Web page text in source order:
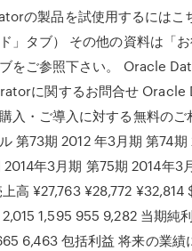
の製品を試使用するにはこ
」タブ） その他の資料は「
をご参照下さい。 Oracle
に関するお問合せ Oracle
入・ご導入に対する無料のご
第73期 2012 年3月期 第74期
2014年3月期 第75期 2014年3
高 ¥27,763 ¥28,772 ¥32,814
1,595 955 9,282 当期純
6,463 包括利益 将来の業績